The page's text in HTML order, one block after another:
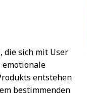
die sich mit User
emotionale
entstehen
bestimmenden